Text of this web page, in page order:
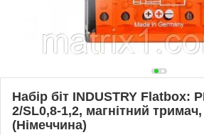
Набір біт INDUSTRY Flatbox:
2/SL0,8-1,2, магнітний
(Німеччина)